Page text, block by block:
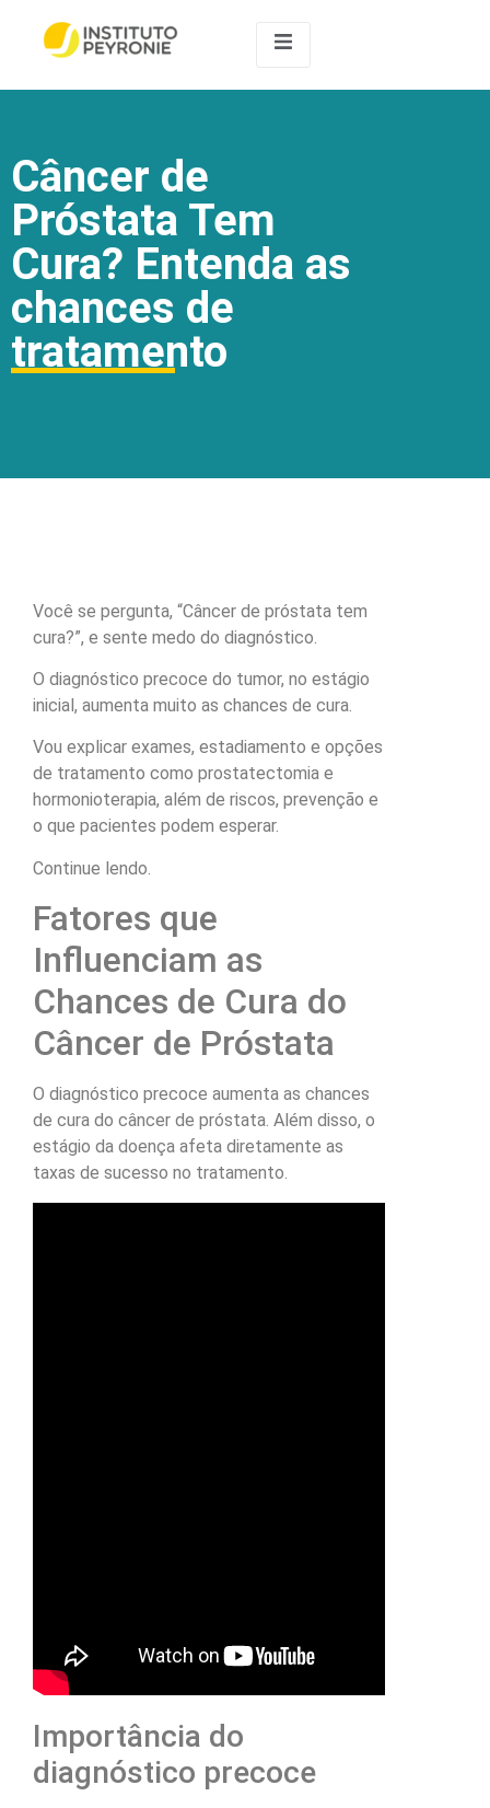
Câncer de
Próstata Tem
Cura? Entenda as
chances de
tratamento
Você se pergunta, “Câncer de próstata tem
cura?”, e sente medo do diagnóstico.
O diagnóstico precoce do tumor, no estágio
inicial, aumenta muito as chances de cura.
Vou explicar exames, estadiamento e opções
de tratamento como prostatectomia e
hormonioterapia, além de riscos, prevenção e
o que pacientes podem esperar.
Continue lendo.
Fatores que
Influenciam as
Chances de Cura do
Câncer de Próstata
O diagnóstico precoce aumenta as chances
de cura do câncer de próstata. Além disso, o
estágio da doença afeta diretamente as
taxas de sucesso no tratamento.
Importância do
diagnóstico precoce